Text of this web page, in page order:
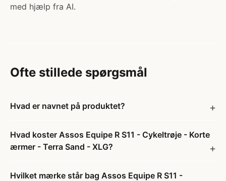
med hjælp fra AI.
Ofte stillede spørgsmål
Hvad er navnet på produktet?
Hvad koster Assos Equipe R S11 - Cykeltrøje - Korte
ærmer - Terra Sand - XLG?
Hvilket mærke står bag Assos Equipe R S11 -